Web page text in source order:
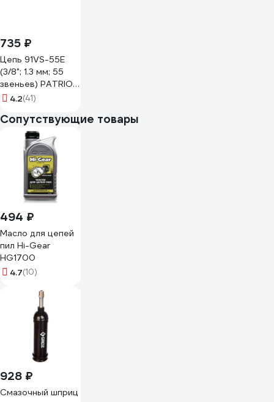
735 ₽
Цепь 91VS-55E
(3/8"; 1.3 мм; 55
звеньев) PATRIOT
862381355
4.2(41)
Сопутствующие товары
494 ₽
Масло для цепей
пил Hi-Gear
HG1700
4.7(10)
928 ₽
Смазочный шприц